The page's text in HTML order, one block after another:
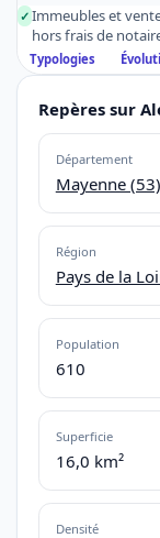
✓ Immeubles et
hors frais de
Typologies
Repères sur
Département
Mayenne (53)
Région
Pays de la
Population
610
Superficie
16,0 km²
Densité